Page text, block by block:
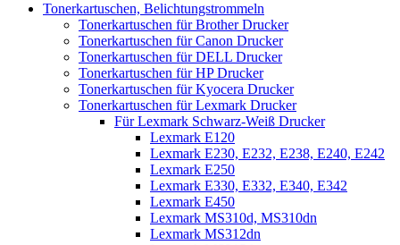
Tonerkartuschen, Belichtungstrommeln
Tonerkartuschen für Brother Drucker
Tonerkartuschen für Canon Drucker
Tonerkartuschen für DELL Drucker
Tonerkartuschen für HP Drucker
Tonerkartuschen für Kyocera Drucker
Tonerkartuschen für Lexmark Drucker
Für Lexmark Schwarz-Weiß Drucker
Lexmark E120
Lexmark E230, E232, E238, E240, E242
Lexmark E250
Lexmark E330, E332, E340, E342
Lexmark E450
Lexmark MS310d, MS310dn
Lexmark MS312dn